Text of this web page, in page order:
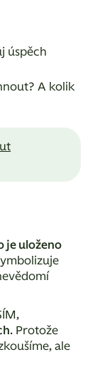
úspěch
A kolik
je uloženo
. Protože
ale